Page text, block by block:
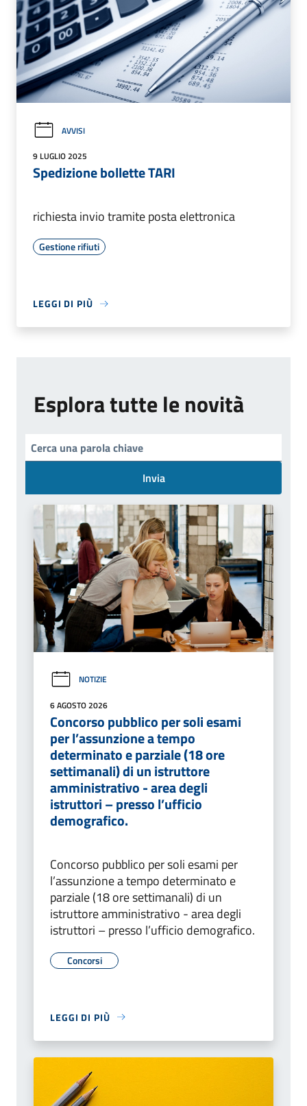
AVVISI
9 LUGLIO 2025
Spedizione bollette TARI
richiesta invio tramite posta elettronica
Gestione rifiuti
LEGGI DI PIÙ
Esplora tutte le novità
Invia
NOTIZIE
6 AGOSTO 2026
Concorso pubblico per soli esami
per l’assunzione a tempo
determinato e parziale (18 ore
settimanali) di un istruttore
amministrativo - area degli
istruttori – presso l’ufficio
demografico.
Concorso pubblico per soli esami per
l’assunzione a tempo determinato e
parziale (18 ore settimanali) di un
istruttore amministrativo - area degli
istruttori – presso l’ufficio demografico.
Concorsi
LEGGI DI PIÙ